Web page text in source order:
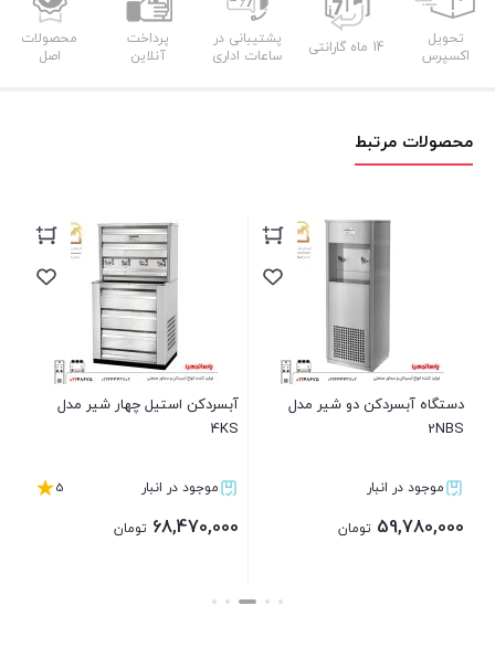
تحویل
اکسپرس
14 ماه گارانتی
پشتیبانی در
ساعات اداری
پرداخت
آنلاین
محصولات
اصل
محصولات مرتبط
دستگاه آبسردکن دو شیر مدل
2NBS
موجود در انبار
59,780,000 تومان
آبسردکن استیل چهار شیر مدل
4KS
موجود در انبار 5
68,470,000 تومان